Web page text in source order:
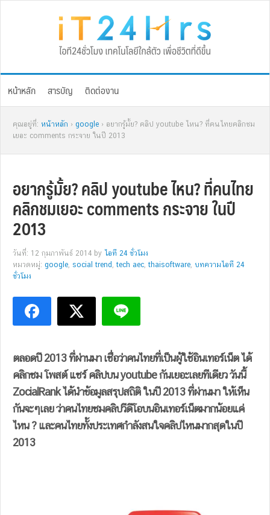
หน้าหลัก สารบัญ ติดต่องาน
คุณอยู่ที่: หน้าหลัก › google › อยากรู้มั้ย? คลิป youtube ไหน? ที่คนไทยคลิกชม
เยอะ comments กระจาย ในปี 2013
อยากรู้มั้ย? คลิป youtube ไหน? ที่คนไทย
คลิกชมเยอะ comments กระจาย ในปี
2013
วันที่: 12 กุมภาพันธ์ 2014 by ไอที 24 ชั่วโมง
หมวดหมู่: google, social trend ,tech aec,thaisoftware, บทความไอที 24
ชั่วโมง
ตลอดปี 2013 ที่ผ่านมา เชื่อว่าคนไทยที่เป็นผู้ใช้อินเทอร์เน็ต ได้
คลิกชม โพสต์ แชร์ คลิปบน youtube กันเยอะเลยทีเดียว วันนี้
ZocialRank ได้นำข้อมูลสรุปสถิติ ในปี 2013 ที่ผ่านมา ให้เห็น
กันจะๆเลย ว่าคนไทยชมคลิปวีดีโอบนอินเทอร์เน็ตมากน้อยแค่
ไหน ? และคนไทยทั้งประเทศกำลังสนใจคลิปไหนมากสุดในปี
2013